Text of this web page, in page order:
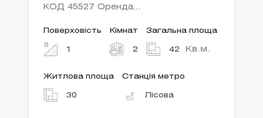
КОД 45527 Оренда…
Поверховість
1
Кімнат
2
Загальна площа
42 Кв.м.
Житлова площа
30
Станція метро
Лісова